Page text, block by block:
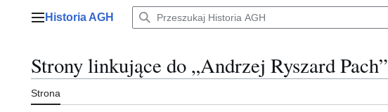
Menu główne
Historia AGH
Strony linkujące do „Andrzej Ryszard Pach”
Strona